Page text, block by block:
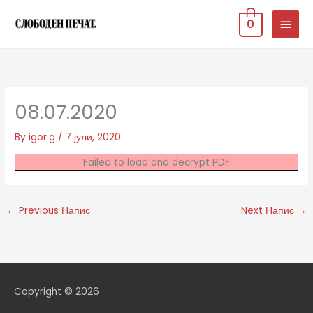
MAIN
0
08.07.2020
Byigor.g / 7 јули, 2020
Failed to load and decrypt PDF
← Previous Напис Next Напис →
Copyright © 2026